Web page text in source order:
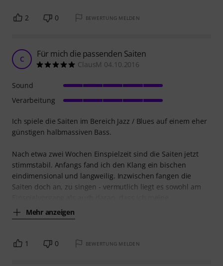
2 0 BEWERTUNG MELDEN
C Für mich die passenden Saiten
ClausM 04.10.2016
Ich spiele die Saiten im Bereich Jazz / Blues auf einem eher
günstigen halbmassiven Bass.
Nach etwa zwei Wochen Einspielzeit sind die Saiten jetzt
stimmstabil. Anfangs fand ich den Klang ein bischen
eindimensional und langweilig. Inzwischen fangen die
Saiten doch an, zu singen - vermutlich liegt es sowohl am
Mehr anzeigen
Sound
Verarbeitung
1 0 BEWERTUNG MELDEN